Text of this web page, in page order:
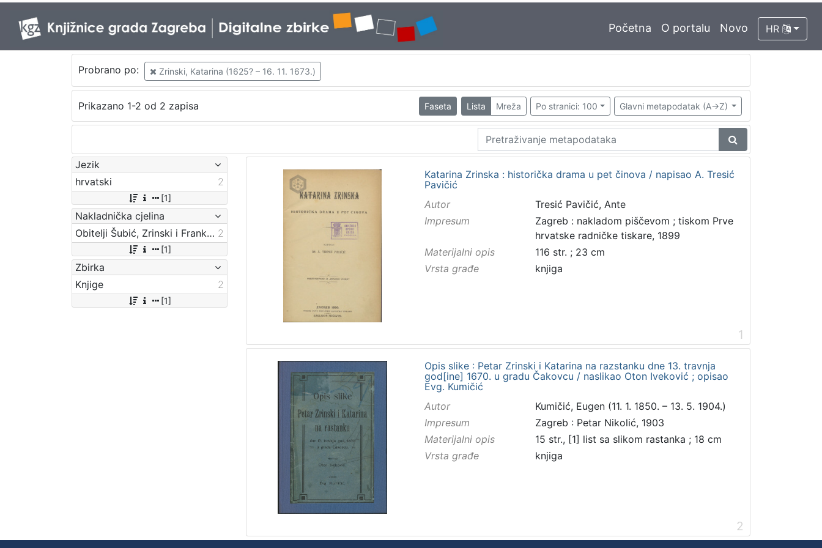
Početna O portalu Novo HR
Probrano po: Zrinski, Katarina (1625? – 16. 11. 1673.)
Prikazano 1-2 od 2 zapisa Faseta Lista Mreža Po stranici: 100 Glavni metapodatak (A->Z)
Jezik
hrvatski
2
[1]
Nakladnička cjelina
Obitelji Šubić, Zrinski i Frankopan 2
[1]
Zbirka
Knjige
2
[1]
Katarina Zrinska : historička drama u pet činova / napisao A. Tresić
Pavičić
Autor
Tresić Pavičić, Ante
Impresum
Zagreb : nakladom piščevom ; tiskom Prve
hrvatske radničke tiskare, 1899
Materijalni opis
116 str. ; 23 cm
Vrsta građe
knjiga
1
Opis slike : Petar Zrinski i Katarina na razstanku dne 13. travnja
god[ine] 1670. u gradu Čakovcu / naslikao Oton Iveković ; opisao
Evg. Kumičić
Autor
Kumičić, Eugen (11. 1. 1850. – 13. 5. 1904.)
Impresum
Zagreb : Petar Nikolić, 1903
Materijalni opis
15 str., [1] list sa slikom rastanka ; 18 cm
Vrsta građe
knjiga
2